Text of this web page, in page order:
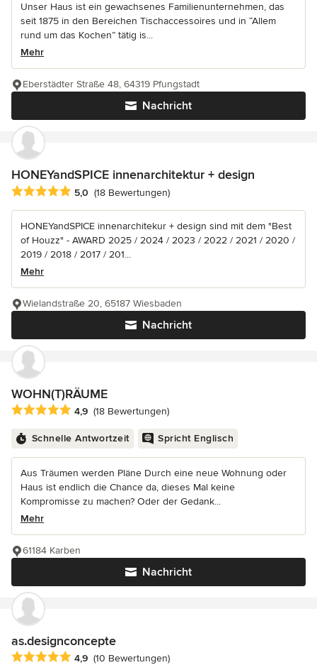
Unser Haus ist ein gewachsenes Familienunternehmen, das
seit 1875 in den Bereichen Tischaccessoires und in “Allem
rund um das Kochen” tätig is...
Mehr
Nachricht
Eberstädter Straße 48, 64319 Pfungstadt
HONEYandSPICE innenarchitektur + design
Durchschnittliche Bewertung: 5 von 5 Sternen
5,0 (18 Bewertungen)
HONEYandSPICE innenarchitekur + design sind mit dem "Best
of Houzz" - AWARD 2025 / 2024 / 2023 / 2022 / 2021 / 2020 /
2019 / 2018 / 2017 / 201...
Mehr
Nachricht
Wielandstraße 20, 65187 Wiesbaden
WOHN(T)RÄUME
Durchschnittliche Bewertung: 4.9 von 5 Sternen
4,9 (18 Bewertungen)
Schnelle Antwortzeit Spricht Englisch
Aus Träumen werden Pläne Durch eine neue Wohnung oder
Haus ist endlich die Chance da, dieses Mal keine
Kompromisse zu machen? Oder der Gedank...
Mehr
Nachricht
61184 Karben
as.designconcepte
Durchschnittliche Bewertung: 4.9 von 5 Sternen
4,9 (10 Bewertungen)